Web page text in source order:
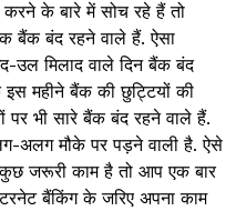
के बारे में सोच रहे हैं तो
बैंक बंद रहने वाले हैं. ऐसा
उल मिलाद वाले दिन बैंक बंद
महीने बैंक की छुट्टियों की
पर भी सारे बैंक बंद रहने वाले हैं.
अलग मौके पर पड़ने वाली है. ऐसे
जरूरी काम है तो आप एक बार
बैंकिंग के जरिए अपना काम